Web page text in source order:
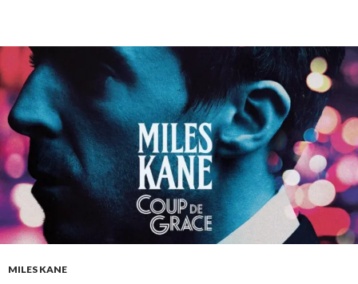
MILES KANE